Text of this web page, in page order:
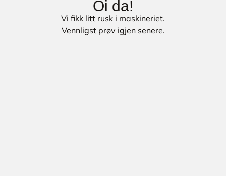
Oi da!
Vi fikk litt rusk i maskineriet.
Vennligst prøv igjen senere.